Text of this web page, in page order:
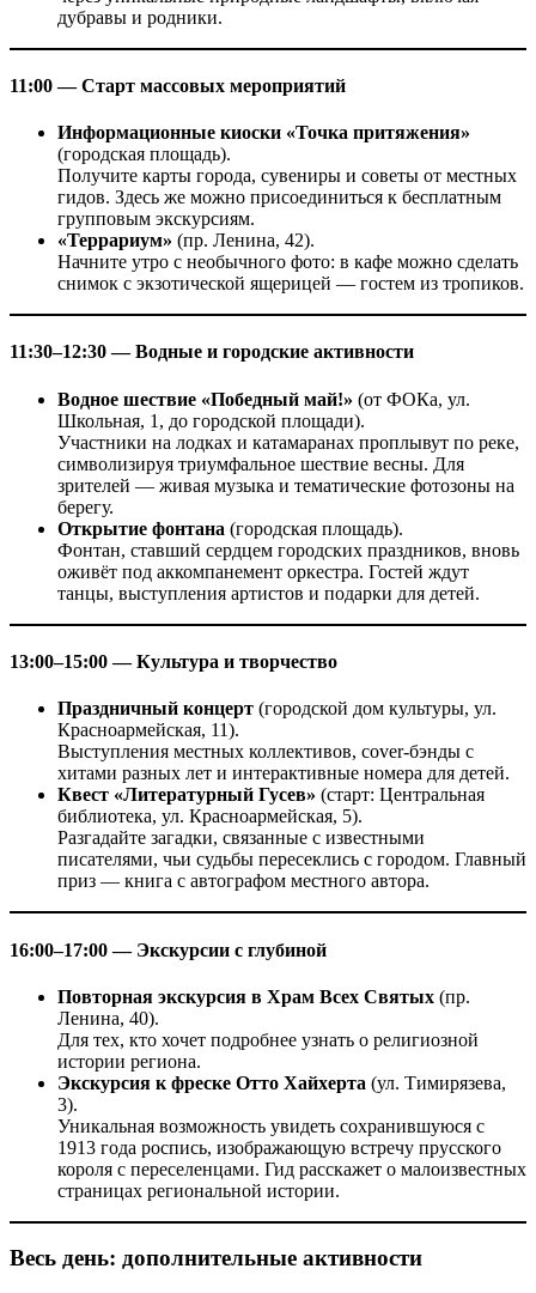
дубравы и родники.
11:00 — Старт массовых мероприятий
Информационные киоски «Точка притяжения»
(городская площадь).
Получите карты города, сувениры и советы от местных
гидов. Здесь же можно присоединиться к бесплатным
групповым экскурсиям.
«Террариум» (пр. Ленина, 42).
Начните утро с необычного фото: в кафе можно сделать
снимок с экзотической ящерицей — гостем из тропиков.
11:30–12:30 — Водные и городские активности
Водное шествие «Победный май!» (от ФОКа, ул.
Школьная, 1, до городской площади).
Участники на лодках и катамаранах проплывут по реке,
символизируя триумфальное шествие весны. Для
зрителей — живая музыка и тематические фотозоны на
берегу.
Открытие фонтана (городская площадь).
Фонтан, ставший сердцем городских праздников, вновь
оживёт под аккомпанемент оркестра. Гостей ждут
танцы, выступления артистов и подарки для детей.
13:00–15:00 — Культура и творчество
Праздничный концерт (городской дом культуры, ул.
Красноармейская, 11).
Выступления местных коллективов, cover-бэнды с
хитами разных лет и интерактивные номера для детей.
Квест «Литературный Гусев» (старт: Центральная
библиотека, ул. Красноармейская, 5).
Разгадайте загадки, связанные с известными
писателями, чьи судьбы пересеклись с городом. Главный
приз — книга с автографом местного автора.
16:00–17:00 — Экскурсии с глубиной
Повторная экскурсия в Храм Всех Святых (пр.
Ленина, 40).
Для тех, кто хочет подробнее узнать о религиозной
истории региона.
Экскурсия к фреске Отто Хайхерта (ул. Тимирязева,
3).
Уникальная возможность увидеть сохранившуюся с
1913 года роспись, изображающую встречу прусского
короля с переселенцами. Гид расскажет о малоизвестных
страницах региональной истории.
Весь день: дополнительные активности